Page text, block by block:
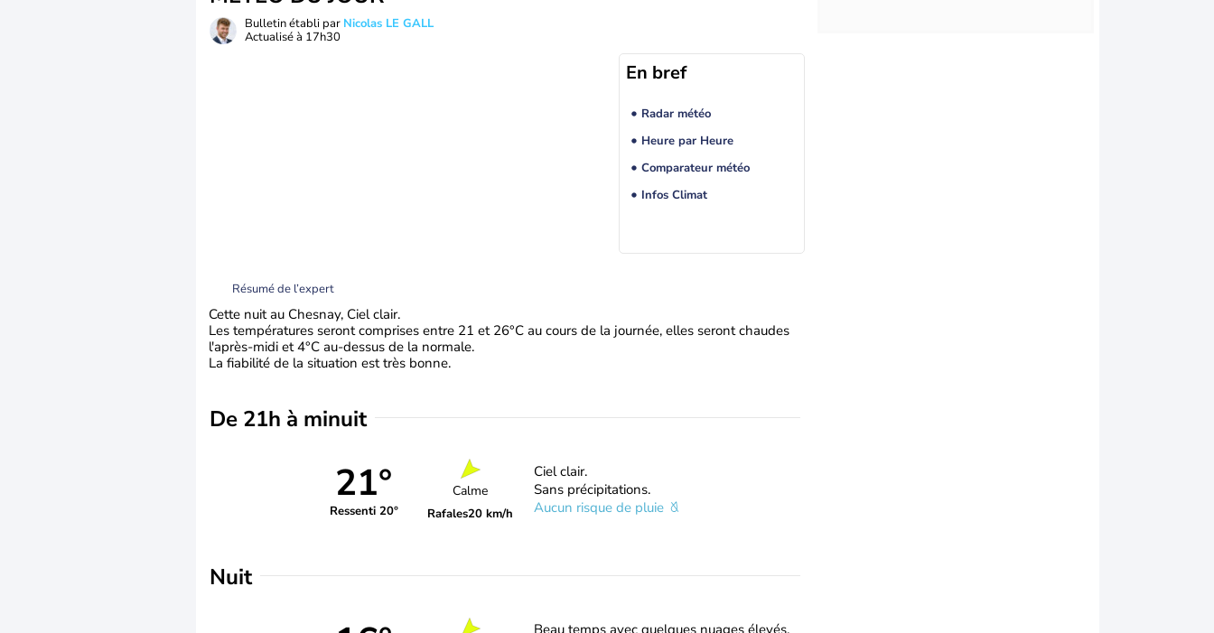
Bulletin établi par Nicolas LE GALL
Actualisé à 17h30
En bref
Radar météo
Heure par Heure
Comparateur météo
Infos Climat
Résumé de l’expert
Cette nuit au Chesnay, Ciel clair.
Les températures seront comprises entre 21 et 26°C au cours de la journée, elles seront chaudes
l'après-midi et 4°C au-dessus de la normale.
La fiabilité de la situation est très bonne.
De 21h à minuit
21°
Ressenti 20°
Calme
Rafales20 km/h
Ciel clair.
Sans précipitations.
Aucun risque de pluie
Nuit
Beau temps avec quelques nuages élevés.